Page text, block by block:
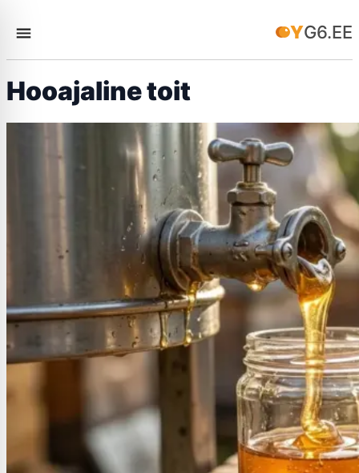
YG6.EE
Hooajaline toit